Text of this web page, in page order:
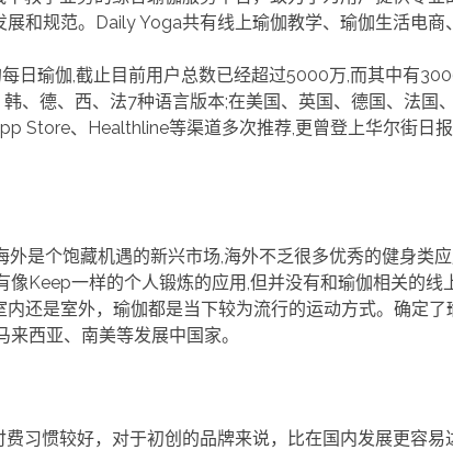
和规范。Daily Yoga共有线上瑜伽教学、瑜伽生活电商
日瑜伽,截止目前用户总数已经超过5000万,而其中有
、德、西、法7种语言版本;在美国、英国、德国、法国
Store、Healthline等渠道多次推荐,更曾登上华尔街日
是个饱藏机遇的新兴市场,海外不乏很多优秀的健身类
Keep一样的个人锻炼的应用,但并没有和瑜伽相关的线
还是室外，瑜伽都是当下较为流行的运动方式。确定了
西亚、南美等发展中国家。
习惯较好，对于初创的品牌来说，比在国内发展更容易